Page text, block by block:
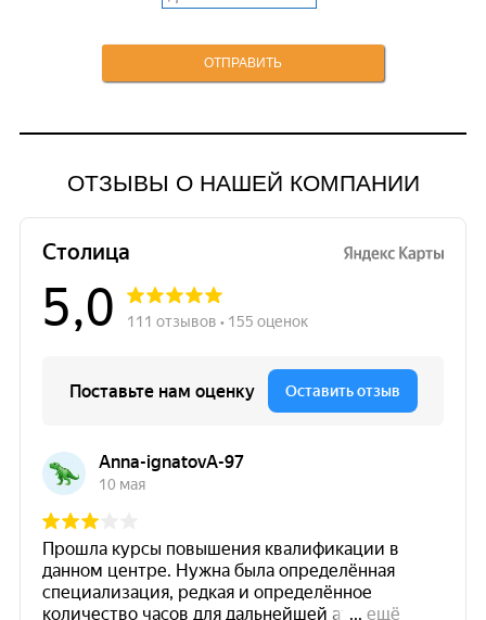
ОТЗЫВЫ О НАШЕЙ КОМПАНИИ